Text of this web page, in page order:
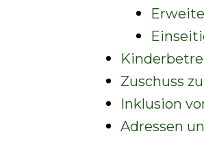
Zuschuss
Inklusion
Adressen